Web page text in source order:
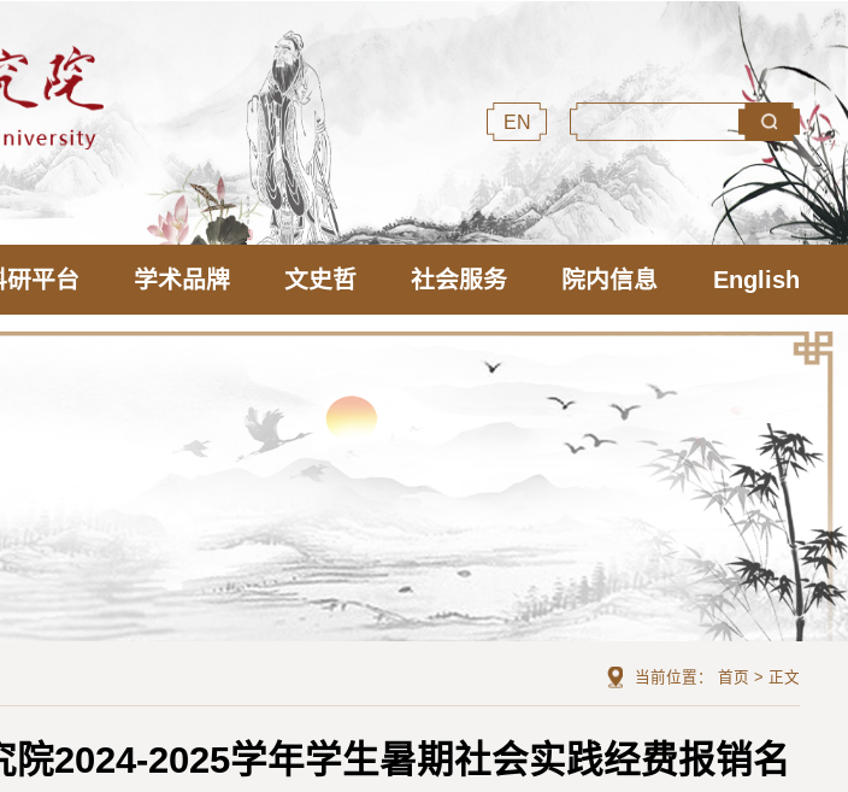
EN
研平台 学术品牌 文史哲 社会服务 院内信息 English
当前位置： 首页 > 正文
院2024-2025学年学生暑期社会实践经费报销名